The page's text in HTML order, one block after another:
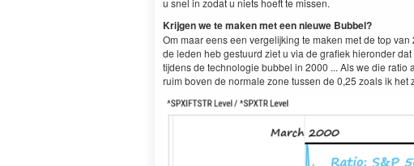
Krijgen we te maken met een nieuwe Bubbel?
Om maar eens een vergelijking te maken met de top
de leden heb gestuurd ziet u via de grafiek hieronder
tijdens de technologie bubbel in 2000 ... Als we die
ruim boven de normale zone tussen de 0,25 zoals ik het